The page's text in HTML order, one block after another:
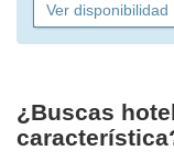
Ver disponibilidad
¿Buscas